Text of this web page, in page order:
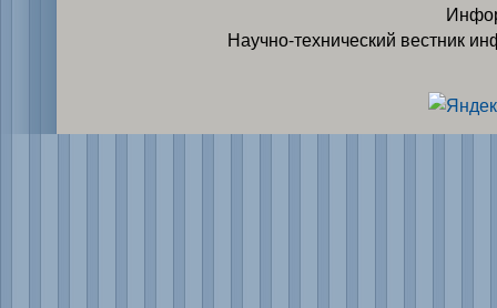
Научно-технический вестник